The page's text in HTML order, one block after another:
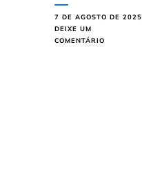
7 DE AGOSTO DE 2025
DEIXE UM
COMENTÁRIO